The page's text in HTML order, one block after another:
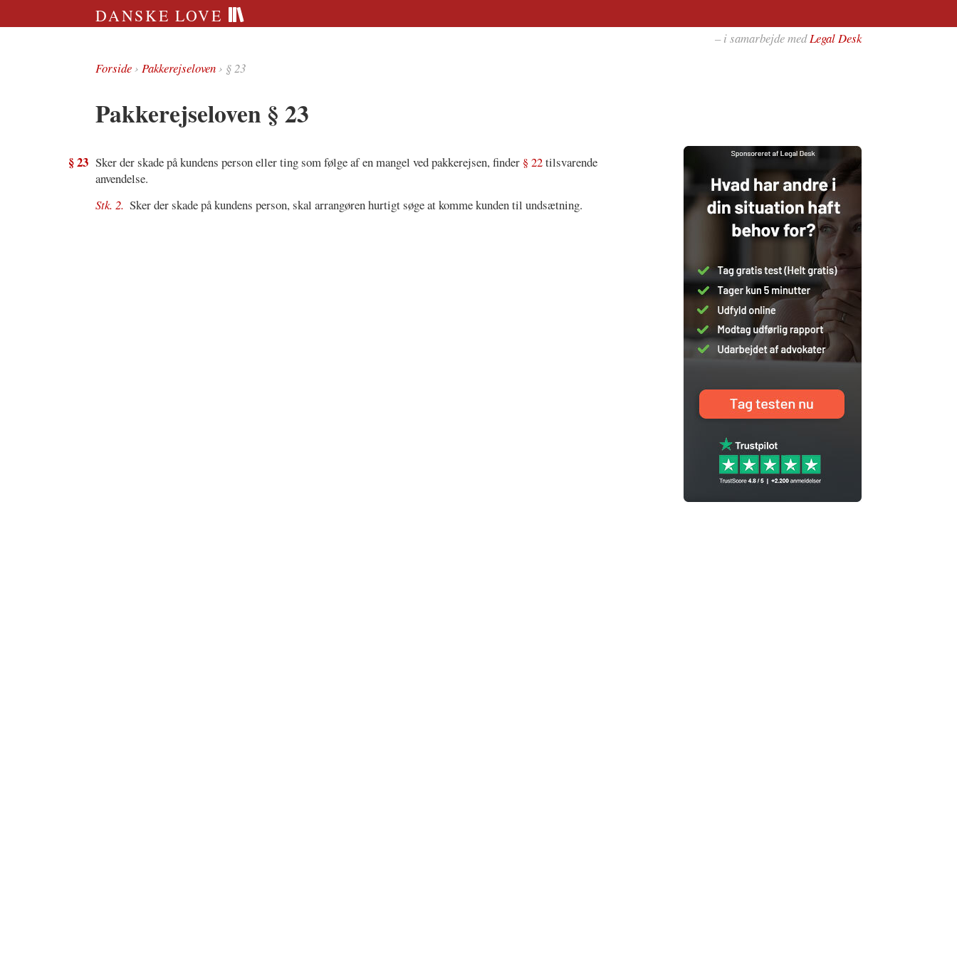
DANSKE LOVE
– i samarbejde medLegal Desk
Forside›Pakkerejseloven› § 23
Pakkerejseloven § 23
§ 23 Sker der skade på kundens person eller ting som følge af en mangel ved pakkerejsen, finder § 22tilsvarende
anvendelse.
Stk. 2. Sker der skade på kundens person, skal arrangøren hurtigt søge at komme kunden til undsætning.